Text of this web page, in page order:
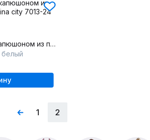
Пальто прямое с капюшоном из плащевой ткани
белый
1 2